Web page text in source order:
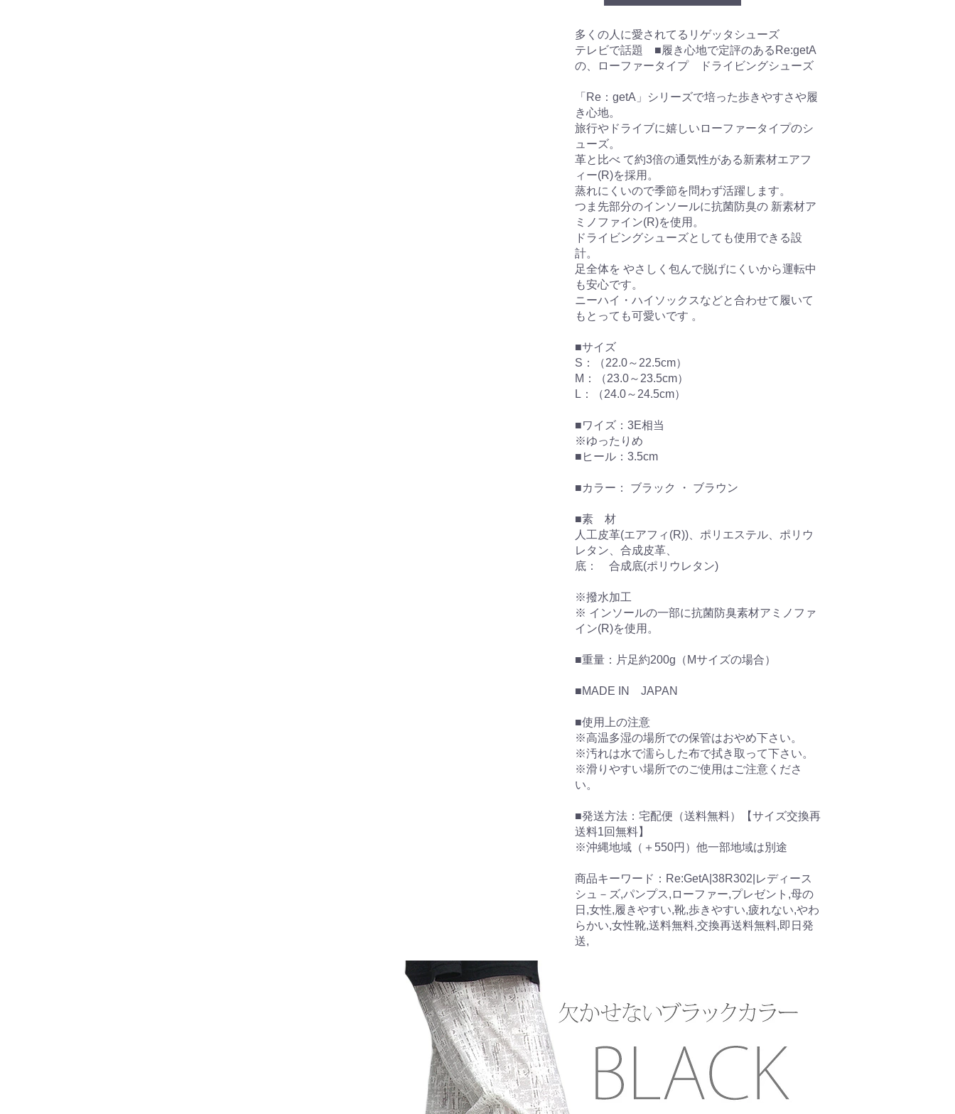
多くの人に愛されてるリゲッタシューズ
テレビで話題 ■履き心地で定評のあるRe:getA
の、ローファータイプ ドライビングシューズ
「Re：getA」シリーズで培った歩きやすさや履
き心地。
旅行やドライブに嬉しいローファータイプのシ
ューズ。
革と比べ て約3倍の通気性がある新素材エアフ
ィー(R)を採用。
蒸れにくいので季節を問わず活躍します。
つま先部分のインソールに抗菌防臭の 新素材ア
ミノファイン(R)を使用。
ドライビングシューズとしても使用できる設
計。
足全体を やさしく包んで脱げにくいから運転中
も安心です。
ニーハイ・ハイソックスなどと合わせて履いて
もとっても可愛いです 。
■サイズ
S：（22.0～22.5cm）
M：（23.0～23.5cm）
L：（24.0～24.5cm）
■ワイズ：3E相当
※ゆったりめ
■ヒール：3.5cm
■カラー： ブラック ・ ブラウン
■素 材
人工皮革(エアフィ(R))、ポリエステル、ポリウ
レタン、合成皮革、
底： 合成底(ポリウレタン)
※撥水加工
※ インソールの一部に抗菌防臭素材アミノファ
イン(R)を使用。
■重量：片足約200g（Mサイズの場合）
■MADE IN JAPAN
■使用上の注意
※高温多湿の場所での保管はおやめ下さい。
※汚れは水で濡らした布で拭き取って下さい。
※滑りやすい場所でのご使用はご注意くださ
い。
■発送方法：宅配便（送料無料）【サイズ交換再
送料1回無料】
※沖縄地域（＋550円）他一部地域は別途
商品キーワード：Re:GetA|38R302|レディース
シュ－ズ,パンプス,ローファー,プレゼント,母の
日,女性,履きやすい,靴,歩きやすい,疲れない,やわ
らかい,女性靴,送料無料,交換再送料無料,即日発
送,